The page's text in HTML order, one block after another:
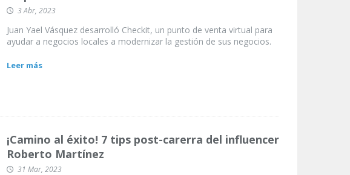
3 Abr, 2023
Juan Yael Vásquez desarrolló Checkit, un punto de venta virtual para
ayudar a negocios locales a modernizar la gestión de sus negocios.
Leer más
¡Camino al éxito! 7 tips post-carerra del influencer
Roberto Martínez
31 Mar, 2023